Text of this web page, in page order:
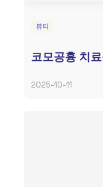
뷰티
코모공흉 치
2025-10-11